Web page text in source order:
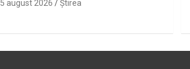
5 august 2026 Ştirea